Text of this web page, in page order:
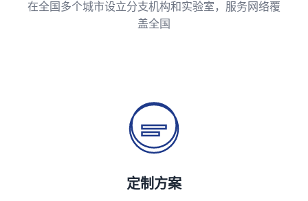
在全国多个城市设立分支机构和实验室，服务网络覆
盖全国
定制方案